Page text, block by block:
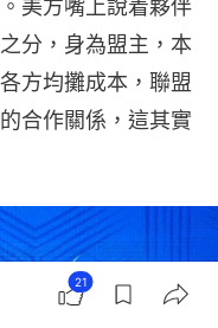
美方嘴上說着夥伴
分，身為盟主，本
方均攤成本，聯盟
合作關係，這其實
21